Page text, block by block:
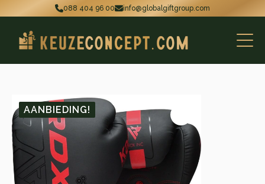
088 404 96 00 info@globalgiftgroup.com
AANBIEDING!